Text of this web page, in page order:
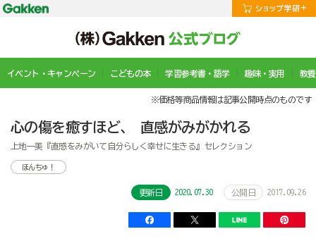
イベント・キャンペーン こどもの本 学習参考書・語学 趣味・実用 教
※価格等商品情報は記事公開時点のものです
心の傷を癒すほど、 直感がみがかれる
上地一美『直感をみがいて自分らしく幸せに生きる』セレクション
ほんちゅ！
更新日 2020.07.30 公開日 2017.09.26